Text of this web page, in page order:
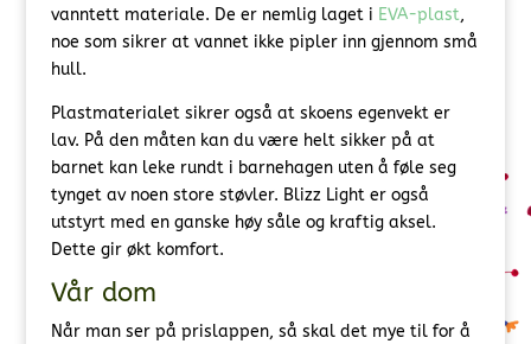
vanntett materiale. De er nemlig laget i EVA-plast,
noe som sikrer at vannet ikke pipler inn gjennom små
hull.
Plastmaterialet sikrer også at skoens egenvekt er
lav. På den måten kan du være helt sikker på at
barnet kan leke rundt i barnehagen uten å føle seg
tynget av noen store støvler. Blizz Light er også
utstyrt med en ganske høy såle og kraftig aksel.
Dette gir økt komfort.
Vår dom
Når man ser på prislappen, så skal det mye til for å